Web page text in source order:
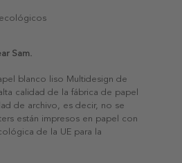
Sam.
blanco liso Multidesign de
calidad de la fábrica de papel
de archivo, es decir, no se
están impresos en papel con
de la UE para la